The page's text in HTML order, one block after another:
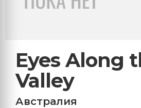
Eyes Along
Valley
Австралия